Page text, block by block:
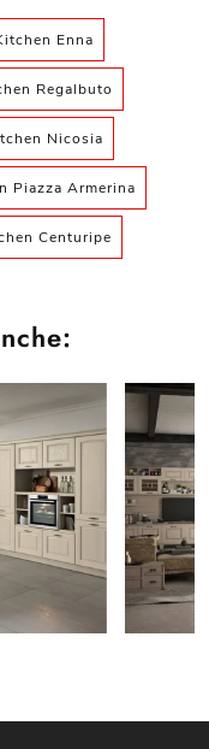
Enna
Regalbuto
Nicosia
Piazza Armerina
Centuripe